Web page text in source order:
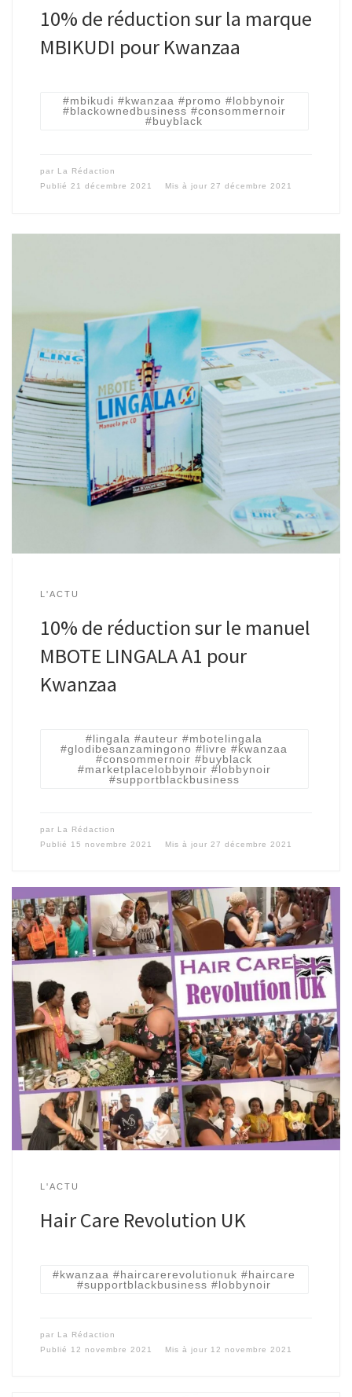
10% de réduction sur la marque
MBIKUDI pour Kwanzaa
#mbikudi #kwanzaa #promo #lobbynoir
#blackownedbusiness #consommernoir
#buyblack
par La Rédaction
Publié 21 décembre 2021 Mis à jour 27 décembre 2021
L'ACTU
10% de réduction sur le manuel
MBOTE LINGALA A1 pour
Kwanzaa
#lingala #auteur #mbotelingala
#glodibesanzamingono #livre #kwanzaa
#consommernoir #buyblack
#marketplacelobbynoir #lobbynoir
#supportblackbusiness
par La Rédaction
Publié 15 novembre 2021 Mis à jour 27 décembre 2021
L'ACTU
Hair Care Revolution UK
#kwanzaa #haircarerevolutionuk #haircare
#supportblackbusiness #lobbynoir
par La Rédaction
Publié 12 novembre 2021 Mis à jour 12 novembre 2021